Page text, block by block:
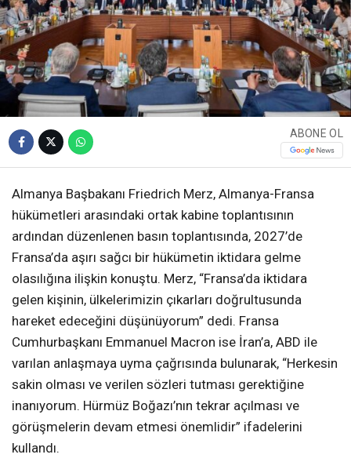
ABONE OL
Almanya Başbakanı Friedrich Merz, Almanya-Fransa
hükümetleri arasındaki ortak kabine toplantısının
ardından düzenlenen basın toplantısında, 2027’de
Fransa’da aşırı sağcı bir hükümetin iktidara gelme
olasılığına ilişkin konuştu. Merz, “Fransa’da iktidara
gelen kişinin, ülkelerimizin çıkarları doğrultusunda
hareket edeceğini düşünüyorum” dedi. Fransa
Cumhurbaşkanı Emmanuel Macron ise İran’a, ABD ile
varılan anlaşmaya uyma çağrısında bulunarak, “Herkesin
sakin olması ve verilen sözleri tutması gerektiğine
inanıyorum. Hürmüz Boğazı’nın tekrar açılması ve
görüşmelerin devam etmesi önemlidir” ifadelerini
kullandı.